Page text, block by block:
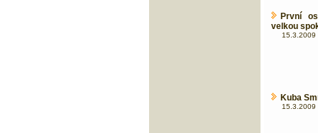
První
velkou
15.3.2009
Kuba
15.3.2009